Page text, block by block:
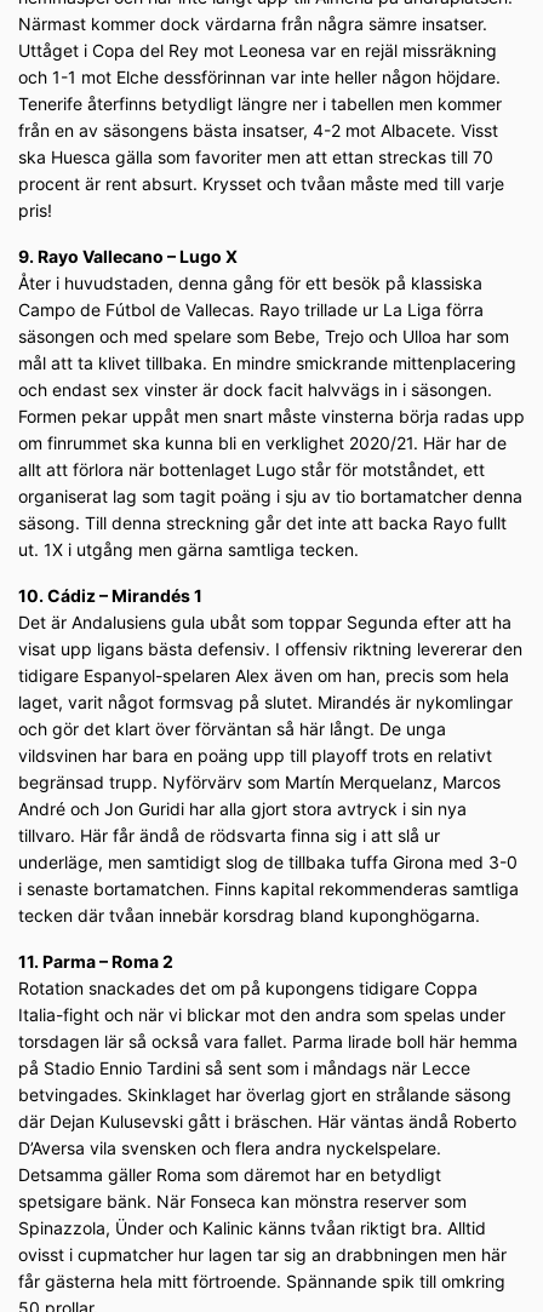
Närmast kommer dock värdarna från några sämre insatser.
Uttåget i Copa del Rey mot Leonesa var en rejäl missräkning
och 1-1 mot Elche dessförinnan var inte heller någon höjdare.
Tenerife återfinns betydligt längre ner i tabellen men kommer
från en av säsongens bästa insatser, 4-2 mot Albacete. Visst
ska Huesca gälla som favoriter men att ettan streckas till 70
procent är rent absurt. Krysset och tvåan måste med till varje
pris!
9. Rayo Vallecano – Lugo X
Åter i huvudstaden, denna gång för ett besök på klassiska
Campo de Fútbol de Vallecas. Rayo trillade ur La Liga förra
säsongen och med spelare som Bebe, Trejo och Ulloa har som
mål att ta klivet tillbaka. En mindre smickrande mittenplacering
och endast sex vinster är dock facit halvvägs in i säsongen.
Formen pekar uppåt men snart måste vinsterna börja radas upp
om finrummet ska kunna bli en verklighet 2020/21. Här har de
allt att förlora när bottenlaget Lugo står för motståndet, ett
organiserat lag som tagit poäng i sju av tio bortamatcher denna
säsong. Till denna streckning går det inte att backa Rayo fullt
ut. 1X i utgång men gärna samtliga tecken.
10. Cádiz – Mirandés 1
Det är Andalusiens gula ubåt som toppar Segunda efter att ha
visat upp ligans bästa defensiv. I offensiv riktning levererar den
tidigare Espanyol-spelaren Alex även om han, precis som hela
laget, varit något formsvag på slutet. Mirandés är nykomlingar
och gör det klart över förväntan så här långt. De unga
vildsvinen har bara en poäng upp till playoff trots en relativt
begränsad trupp. Nyförvärv som Martín Merquelanz, Marcos
André och Jon Guridi har alla gjort stora avtryck i sin nya
tillvaro. Här får ändå de rödsvarta finna sig i att slå ur
underläge, men samtidigt slog de tillbaka tuffa Girona med 3-0
i senaste bortamatchen. Finns kapital rekommenderas samtliga
tecken där tvåan innebär korsdrag bland kuponghögarna.
11. Parma – Roma 2
Rotation snackades det om på kupongens tidigare Coppa
Italia-fight och när vi blickar mot den andra som spelas under
torsdagen lär så också vara fallet. Parma lirade boll här hemma
på Stadio Ennio Tardini så sent som i måndags när Lecce
betvingades. Skinklaget har överlag gjort en strålande säsong
där Dejan Kulusevski gått i bräschen. Här väntas ändå Roberto
D’Aversa vila svensken och flera andra nyckelspelare.
Detsamma gäller Roma som däremot har en betydligt
spetsigare bänk. När Fonseca kan mönstra reserver som
Spinazzola, Ünder och Kalinic känns tvåan riktigt bra. Alltid
ovisst i cupmatcher hur lagen tar sig an drabbningen men här
får gästerna hela mitt förtroende. Spännande spik till omkring